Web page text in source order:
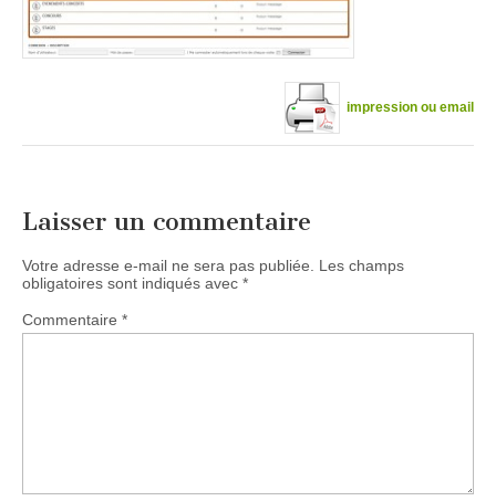
impression ou email
Laisser un commentaire
Votre adresse e-mail ne sera pas publiée.
Les champs
obligatoires sont indiqués avec *
Commentaire *